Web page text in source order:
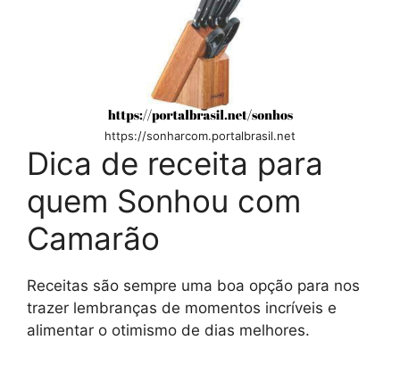
https://sonharcom.portalbrasil.net
Dica de receita para
quem Sonhou com
Camarão
Receitas são sempre uma boa opção para nos
trazer lembranças de momentos incríveis e
alimentar o otimismo de dias melhores.